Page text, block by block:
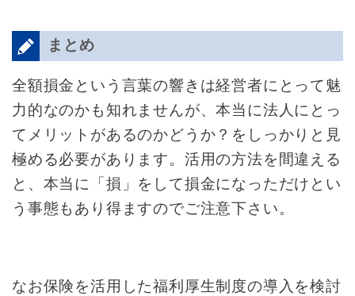
まとめ
全額損金という言葉の響きは経営者にとって魅
力的なのかも知れませんが、本当に法人にとっ
てメリットがあるのかどうか？をしっかりと見
極める必要があります。活用の方法を間違える
と、本当に「損」をして損金になっただけとい
う事態もあり得ますのでご注意下さい。
なお保険を活用した福利厚生制度の導入を検討